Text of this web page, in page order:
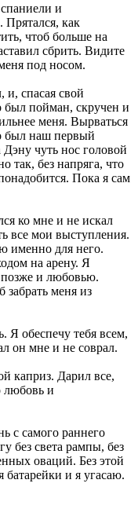
и
Прятался, как
чтоб больше на
сбрить. Видите
под носом.
спасая свой
был пойман, скручен и
меня. Вырваться
был наш первый
чуть нос головой
так, без напряга, что
Пока я сам
ко мне и не искал
все мои выступления.
именно для него.
на арену. Я
и любовью.
забрать меня из
Я обеспечу тебя всем,
он мне и не соврал.
каприз. Дарил все,
любовь и
с самого раннего
без света рампы, без
оваций. Без этой
батарейки и я угасаю.